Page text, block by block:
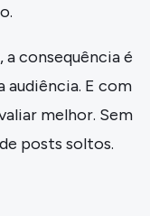
consequência é
audiência. E com
melhor. Sem
posts soltos.